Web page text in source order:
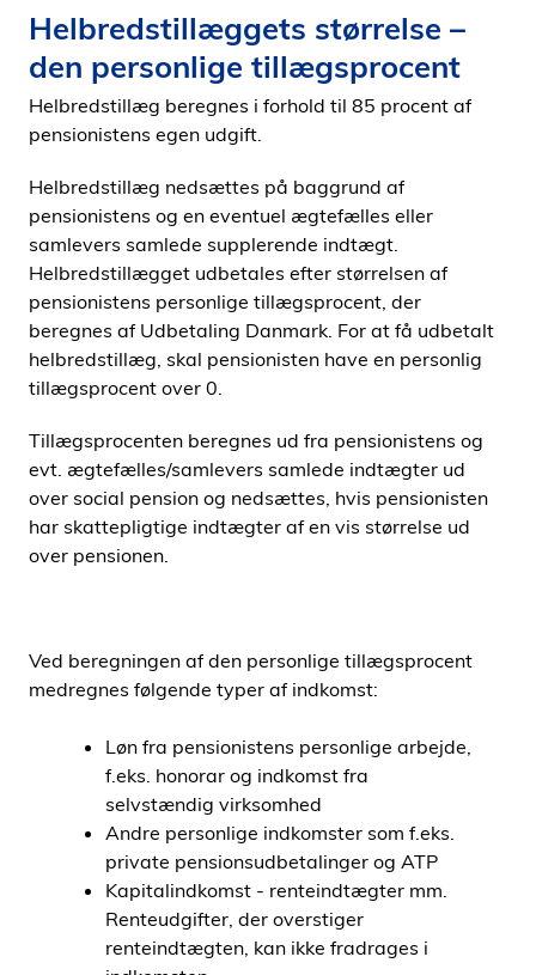
Helbredstillæggets størrelse –
den personlige tillægsprocent
Helbredstillæg beregnes i forhold til 85 procent af
pensionistens egen udgift.
Helbredstillæg nedsættes på baggrund af
pensionistens og en eventuel ægtefælles eller
samlevers samlede supplerende indtægt.
Helbredstillægget udbetales efter størrelsen af
pensionistens personlige tillægsprocent, der
beregnes af Udbetaling Danmark. For at få udbetalt
helbredstillæg, skal pensionisten have en personlig
tillægsprocent over 0.
Tillægsprocenten beregnes ud fra pensionistens og
evt. ægtefælles/samlevers samlede indtægter ud
over social pension og nedsættes, hvis pensionisten
har skattepligtige indtægter af en vis størrelse ud
over pensionen.
Ved beregningen af den personlige tillægsprocent
medregnes følgende typer af indkomst:
Løn fra pensionistens personlige arbejde,
f.eks. honorar og indkomst fra
selvstændig virksomhed
Andre personlige indkomster som f.eks.
private pensionsudbetalinger og ATP
Kapitalindkomst - renteindtægter mm.
Renteudgifter, der overstiger
renteindtægten, kan ikke fradrages i